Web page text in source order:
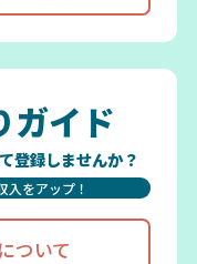
ガイド
登録しませんか？
入をアップ！
ついて